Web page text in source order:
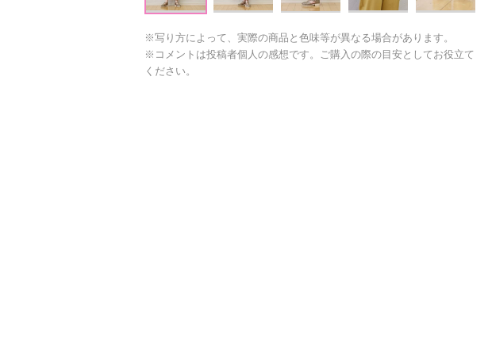
※写り方によって、実際の商品と色味等が異なる場合があります。
※コメントは投稿者個人の感想です。ご購入の際の目安としてお役立て
ください。